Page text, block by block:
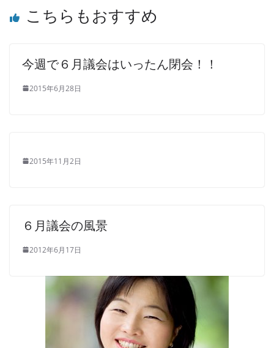
こちらもおすすめ
今週で６月議会はいったん閉会！！
2015年6月28日
2015年11月2日
６月議会の風景
2012年6月17日